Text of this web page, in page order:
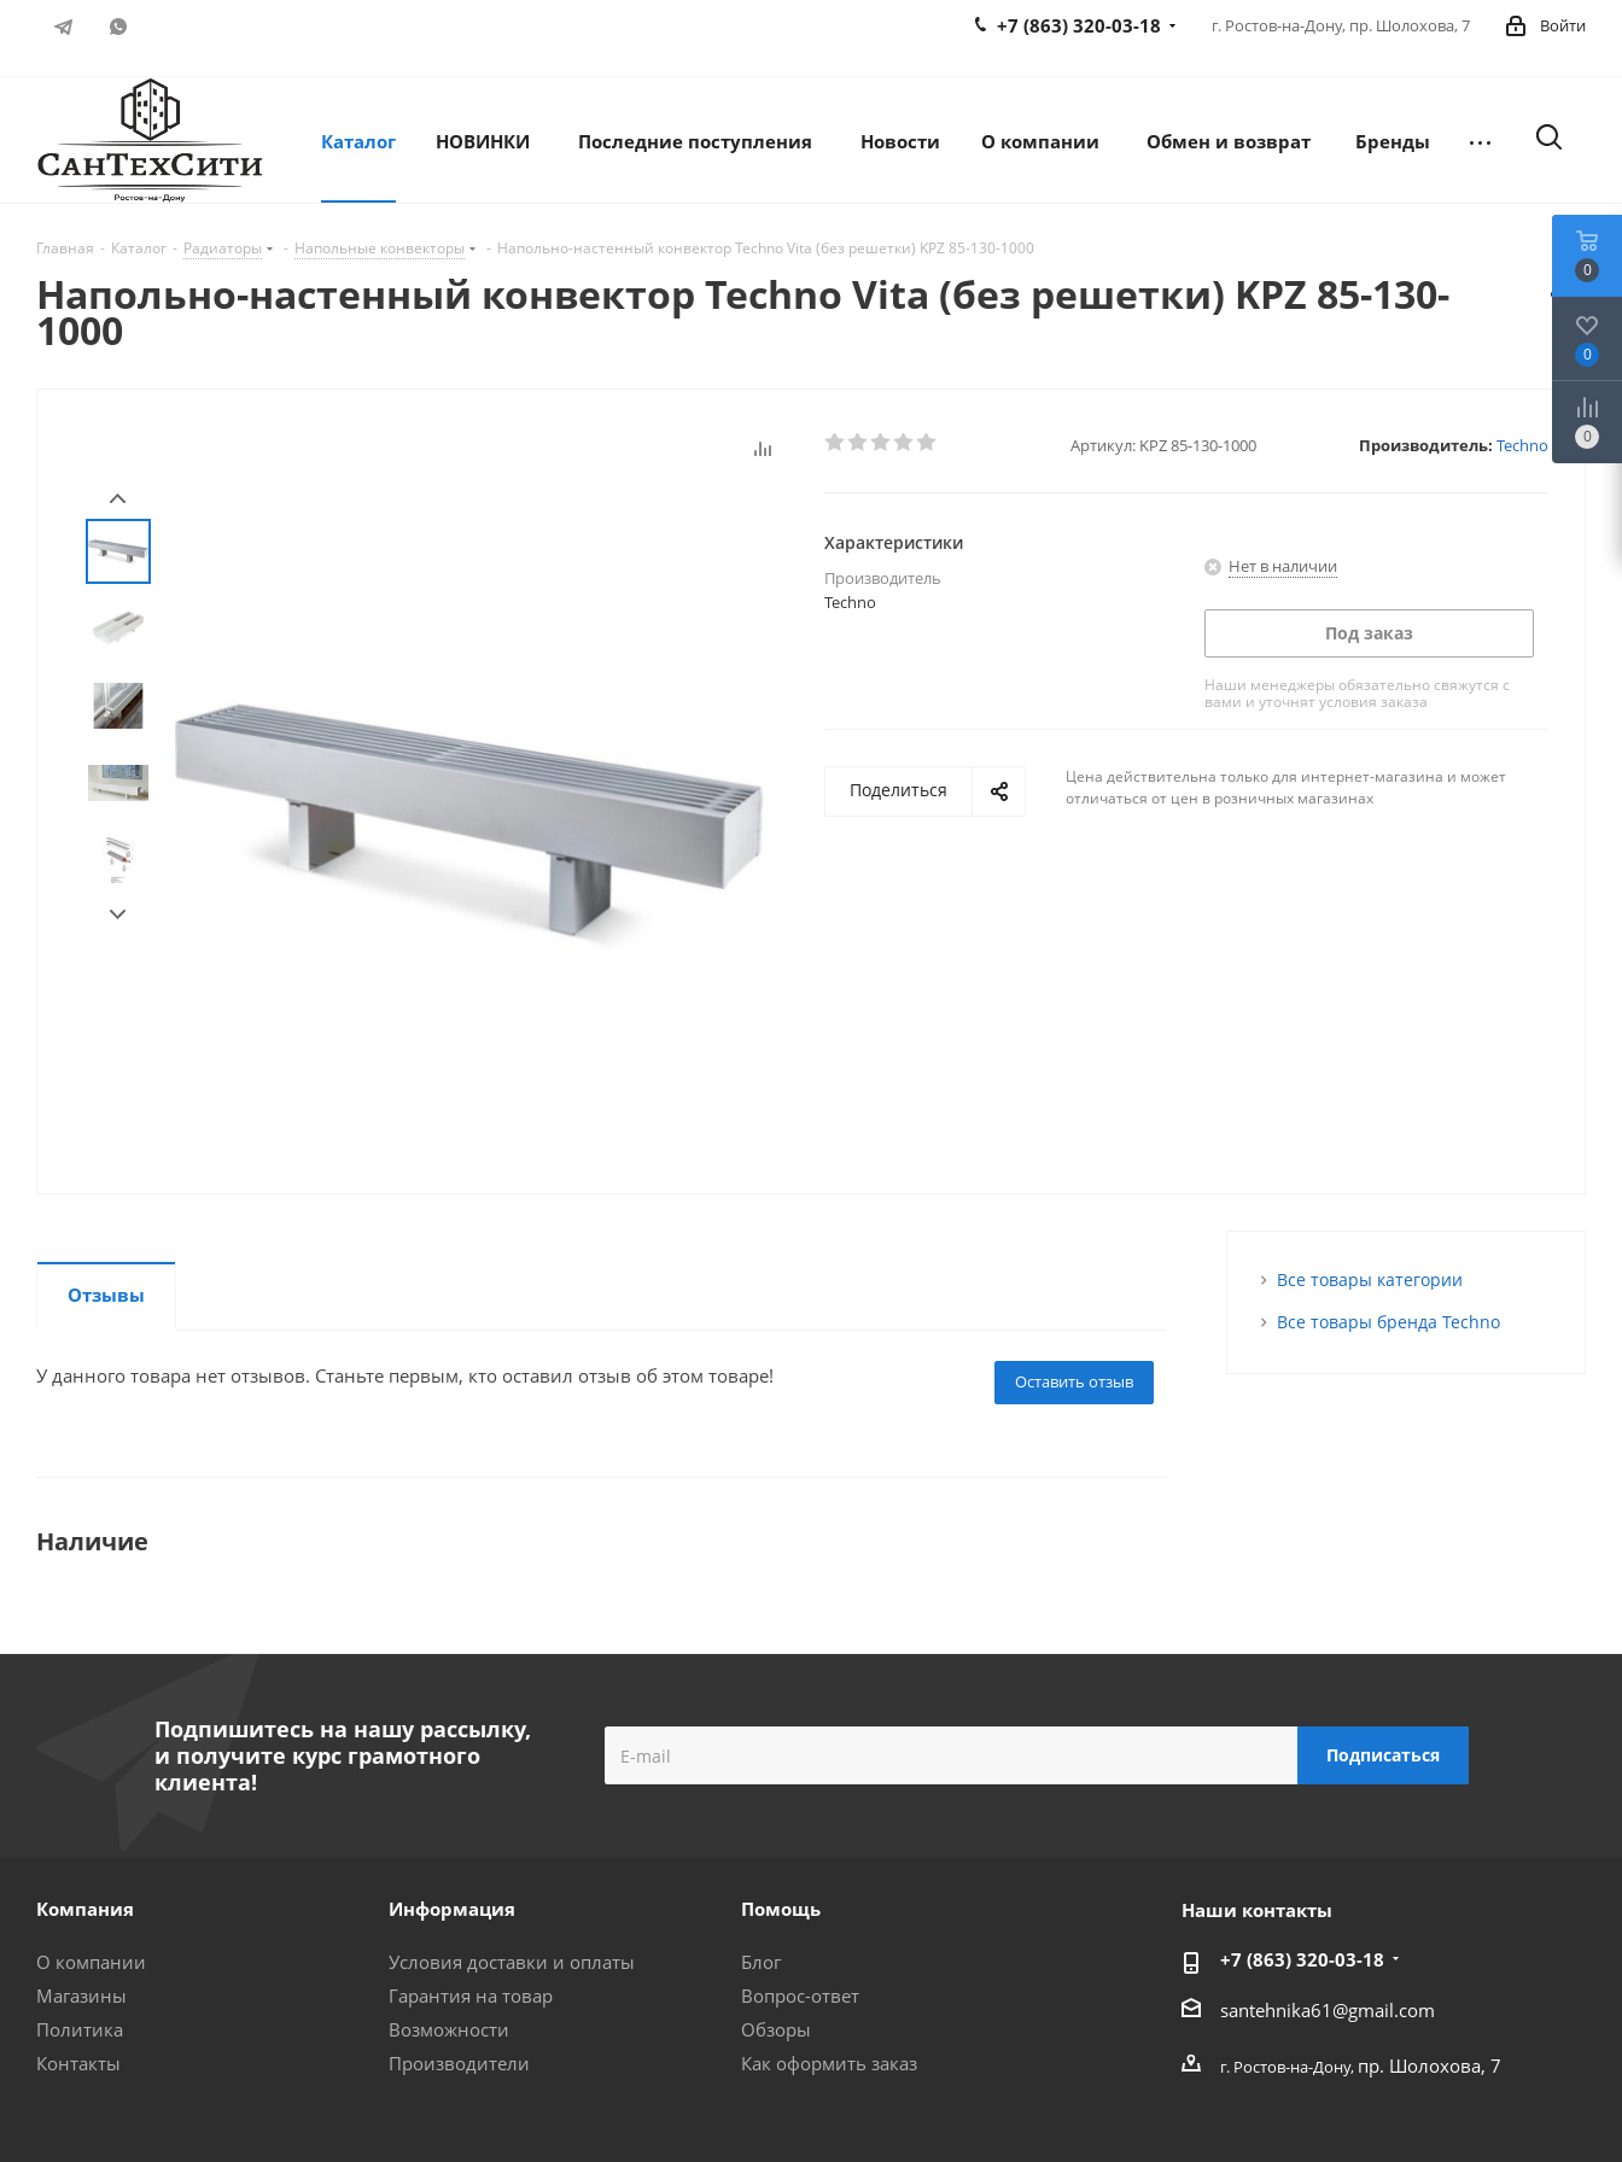
Войти
г. Ростов-на-Дону, пр. Шолохова, 7
+7 (863) 320-03-18
Каталог НОВИНКИ Последние поступления Новости О компании Обмен и возврат Бренды
Главная - Каталог - Радиаторы - Напольные конвекторы - Напольно-настенный конвектор Techno Vita (без решетки) KPZ 85-130-1000
Напольно-настенный конвектор Techno Vita (без решетки) KPZ 85-130-
1000
Артикул: KPZ 85-130-1000 Производитель: Techno
Характеристики
Производитель
Techno
Нет в наличии
Под заказ
Наши менеджеры обязательно свяжутся с
вами и уточнят условия заказа
Поделиться
Цена действительна только для интернет-магазина и может
отличаться от цен в розничных магазинах
Отзывы
Оставить отзыв
У данного товара нет отзывов. Станьте первым, кто оставил отзыв об этом товаре!
Наличие
Все товары категории
Все товары бренда Techno
Подпишитесь на нашу рассылку,
и получите курс грамотного
клиента!
Компания
О компании
Магазины
Политика
Контакты
Информация
Условия доставки и оплаты
Гарантия на товар
Возможности
Производители
Помощь
Блог
Вопрос-ответ
Обзоры
Как оформить заказ
Наши контакты
+7 (863) 320-03-18
santehnika61@gmail.com
г. Ростов-на-Дону, пр. Шолохова, 7
0
0
0